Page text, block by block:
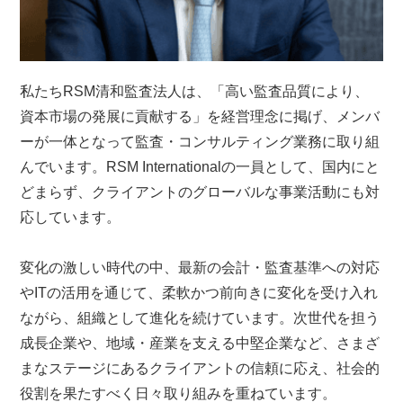
私たちRSM清和監査法人は、「高い監査品質により、
資本市場の発展に貢献する」を経営理念に掲げ、メンバ
ーが一体となって監査・コンサルティング業務に取り組
んでいます。RSM Internationalの一員として、国内にと
どまらず、クライアントのグローバルな事業活動にも対
応しています。
変化の激しい時代の中、最新の会計・監査基準への対応
やITの活用を通じて、柔軟かつ前向きに変化を受け入れ
ながら、組織として進化を続けています。次世代を担う
成長企業や、地域・産業を支える中堅企業など、さまざ
まなステージにあるクライアントの信頼に応え、社会的
役割を果たすべく日々取り組みを重ねています。